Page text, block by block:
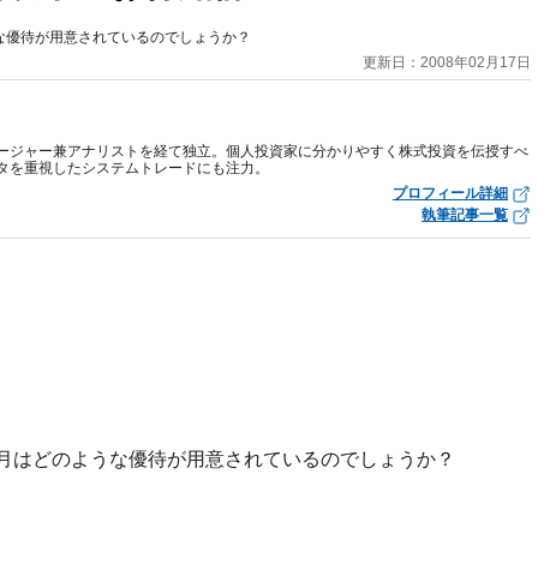
待が用意されているのでしょうか？
更新日：2008年02月17日
ジャー兼アナリストを経て独立。個人投資家に分かりやすく株式投資を伝授すべ
重視したシステムトレードにも注力。
プロフィール詳細
執筆記事一覧
どのような優待が用意されているのでしょうか？